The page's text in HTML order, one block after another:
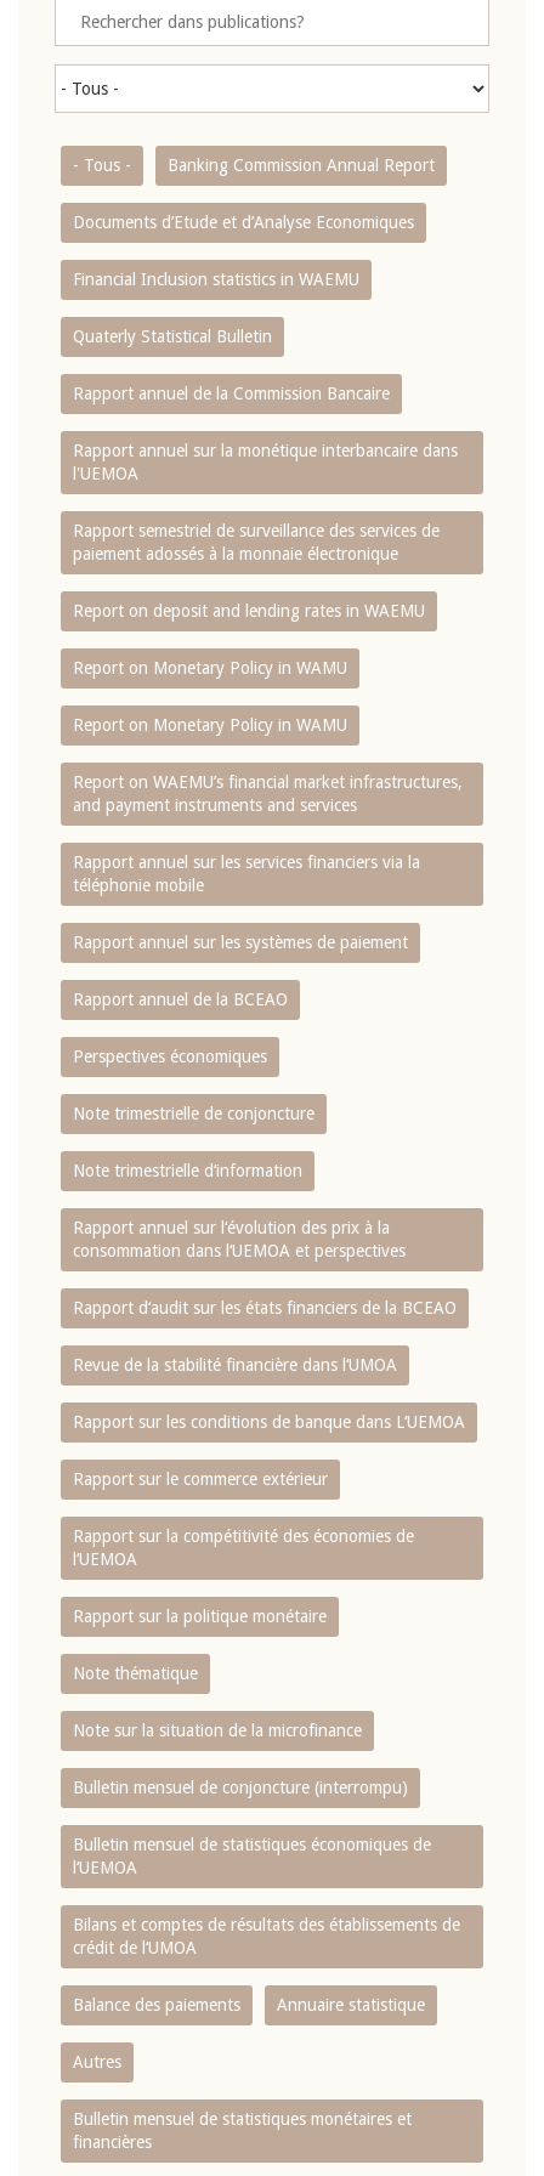
- Tous - Banking Commission Annual Report
Documents d’Etude et d’Analyse Economiques
Financial Inclusion statistics in WAEMU
Quaterly Statistical Bulletin
Rapport annuel de la Commission Bancaire
Rapport annuel sur la monétique interbancaire dans
l'UEMOA
Rapport semestriel de surveillance des services de
paiement adossés à la monnaie électronique
Report on deposit and lending rates in WAEMU
Report on Monetary Policy in WAMU
Report on Monetary Policy in WAMU
Report on WAEMU’s financial market infrastructures,
and payment instruments and services
Rapport annuel sur les services financiers via la
téléphonie mobile
Rapport annuel sur les systèmes de paiement
Rapport annuel de la BCEAO
Perspectives économiques
Note trimestrielle de conjoncture
Note trimestrielle d‘information
Rapport annuel sur l‘évolution des prix à la
consommation dans l‘UEMOA et perspectives
Rapport d‘audit sur les états financiers de la BCEAO
Revue de la stabilité financière dans l‘UMOA
Rapport sur les conditions de banque dans L‘UEMOA
Rapport sur le commerce extérieur
Rapport sur la compétitivité des économies de
l‘UEMOA
Rapport sur la politique monétaire
Note thématique
Note sur la situation de la microfinance
Bulletin mensuel de conjoncture (interrompu)
Bulletin mensuel de statistiques économiques de
l‘UEMOA
Bilans et comptes de résultats des établissements de
crédit de l‘UMOA
Balance des paiements Annuaire statistique
Autres
Bulletin mensuel de statistiques monétaires et
financières